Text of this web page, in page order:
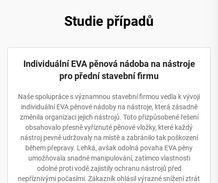
Studie případů
Individuální EVA pěnová nádoba na nástroje
pro přední stavební firmu
Naše spolupráce s významnou stavební firmou vedla k vývoji
individuální EVA pěnové nádoby na nástroje, která zásadně
změnila organizaci jejich nástrojů. Toto přizpůsobené řešení
obsahovalo přesně vyříznuté pěnové vložky, které každý
nástroj pevně udržovaly na místě a zabránilo tak poškození
během přepravy. Lehká, avšak odolná povaha EVA pěny
umožňovala snadné manipulování, zatímco vlastnosti
odolné proti vodě zajistily ochranu nástrojů před
nepříznivými počasími. Zákazník ohlásil výrazné snížení ztrát